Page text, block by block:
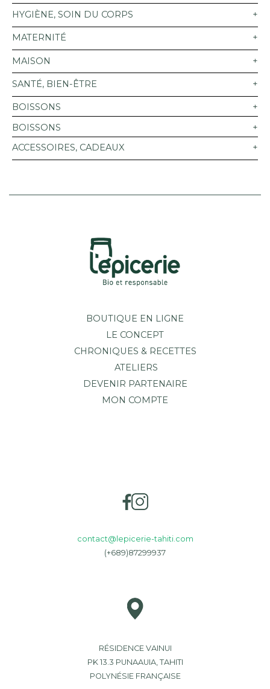
HYGIÈNE, SOIN DU CORPS
MATERNITÉ
MAISON
SANTÉ, BIEN-ÊTRE
BOISSONS
BOISSONS
ACCESSOIRES, CADEAUX
BOUTIQUE EN LIGNE
LE CONCEPT
CHRONIQUES & RECETTES
ATELIERS
DEVENIR PARTENAIRE
MON COMPTE
contact@lepicerie-tahiti.com
(+689)87299937
RÉSIDENCE VAINUI
PK 13.3 PUNAAUIA, TAHITI
POLYNÉSIE FRANÇAISE